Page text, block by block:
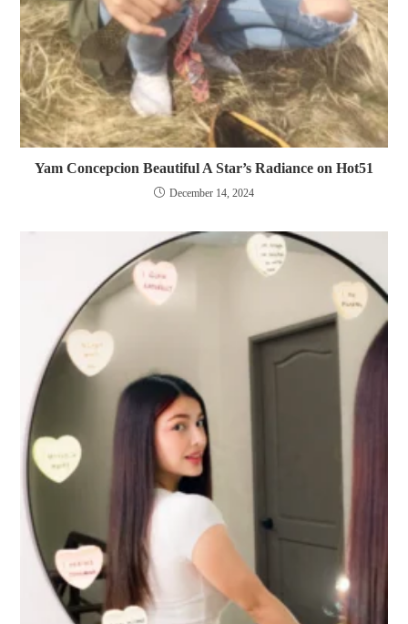
Yam Concepcion Beautiful A Star’s Radiance on Hot51
December 14, 2024